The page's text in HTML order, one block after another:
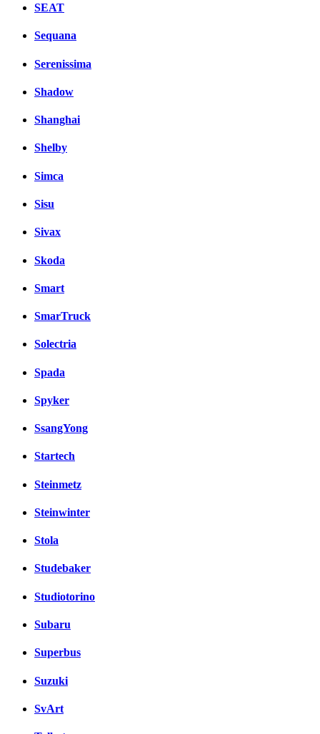
SEAT
Sequana
Serenissima
Shadow
Shanghai
Shelby
Simca
Sisu
Sivax
Skoda
Smart
SmarTruck
Solectria
Spada
Spyker
SsangYong
Startech
Steinmetz
Steinwinter
Stola
Studebaker
Studiotorino
Subaru
Superbus
Suzuki
SvArt